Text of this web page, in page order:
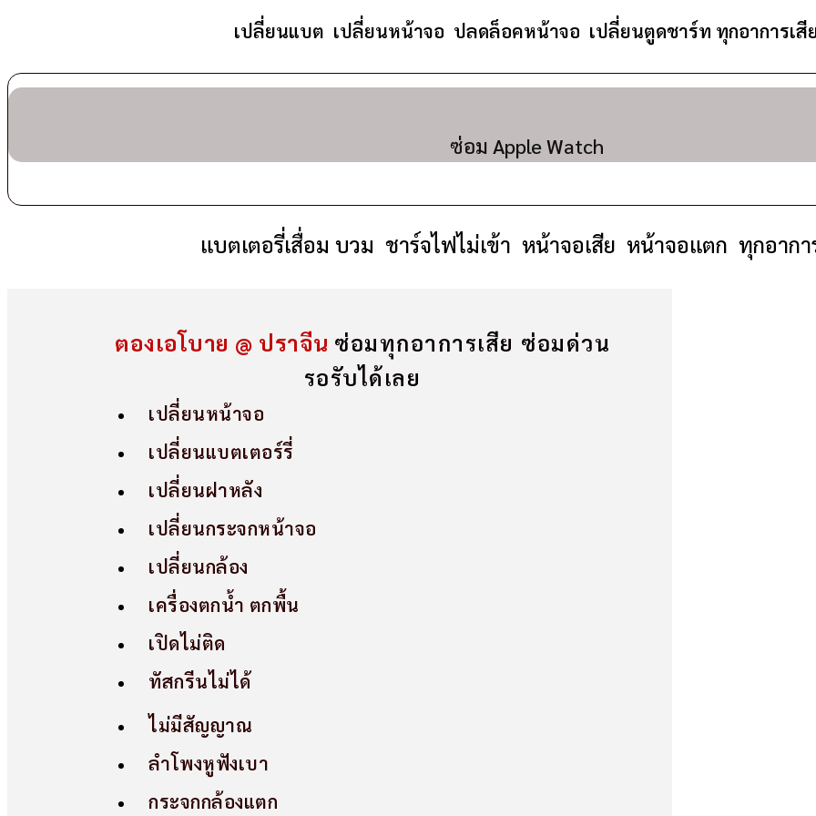
เปลี่ยนแบต เปลี่ยนหน้าจอ ปลดล็อคหน้าจอ เปลี่ยนตูดชาร์ท ทุกอาการเสี
ซ่อม Apple Watch
แบตเตอรี่เสื่อม บวม ชาร์จไฟไม่เข้า หน้าจอเสีย หน้าจอแตก ทุกอากา
ตองเอโบาย @ ปราจีน ซ่อมทุกอาการเสีย ซ่อมด่วน
รอรับได้เลย
เปลี่ยนหน้าจอ
เปลี่ยนแบตเตอร์รี่
เปลี่ยนฝาหลัง
เปลี่ยนกระจกหน้าจอ
เปลี่ยนกล้อง
เครื่องตกน้ำ ตกพื้น
เปิดไม่ติด
ทัสกรีนไม่ได้
ไม่มีสัญญาณ
ลำโพงหูฟังเบา
กระจกกล้องแตก